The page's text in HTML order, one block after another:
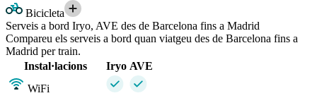
Bicicleta
Serveis a bord Iryo, AVE des de Barcelona fins a Madrid
Compareu els serveis a bord quan viatgeu des de Barcelona fins a
Madrid per train.
Instal·lacions
Iryo AVE
WiFi